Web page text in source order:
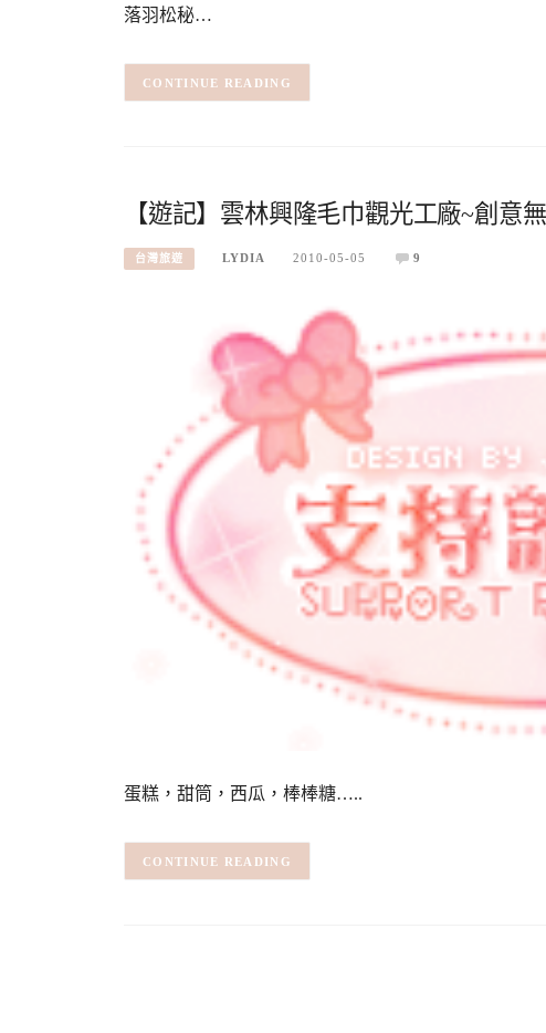
落羽松秘…
CONTINUE READING
【遊記】雲林興隆毛巾觀光工廠~創意
台灣旅遊 LYDIA 2010-05-05 9
蛋糕，甜筒，西瓜，棒棒糖…..
CONTINUE READING